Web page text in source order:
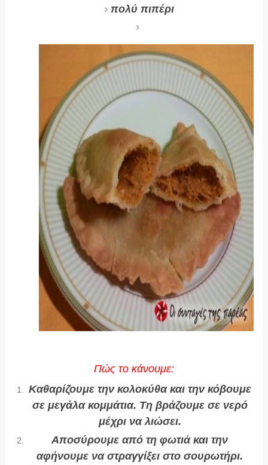
πολύ πιπέρι
Πώς το κάνουμε:
Καθαρίζουμε την κολοκύθα και την κόβουμε
σε μεγάλα κομμάτια. Τη βράζουμε σε νερό
μέχρι να λιώσει.
Αποσύρουμε από τη φωτιά και την
αφήνουμε να στραγγίξει στο σουρωτήρι.